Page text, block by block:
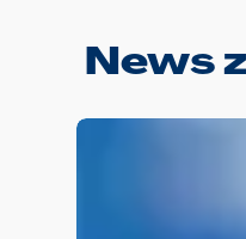
News